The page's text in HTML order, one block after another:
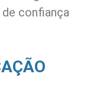
confiança